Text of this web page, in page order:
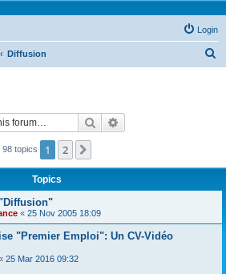
Login
Diffusion
Search
98 topics 1 2
Topics
« 25 Nov 2005 18:09
"Premier Emploi": Un CV-Vidéo
25 Mar 2016 09:32